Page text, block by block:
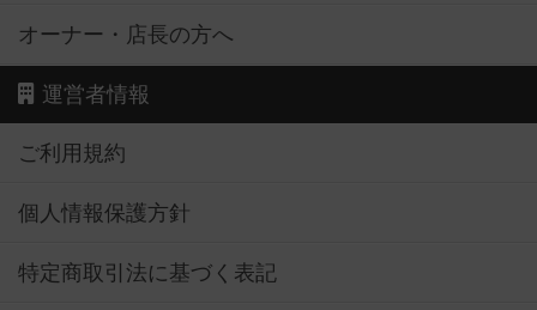
オーナー・店長の方へ
運営者情報
ご利用規約
個人情報保護方針
特定商取引法に基づく表記